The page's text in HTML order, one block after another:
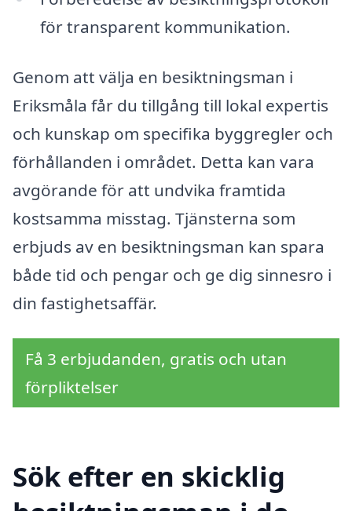
för transparent kommunikation.
Genom att välja en besiktningsman i
Eriksmåla får du tillgång till lokal expertis
och kunskap om specifika byggregler och
förhållanden i området. Detta kan vara
avgörande för att undvika framtida
kostsamma misstag. Tjänsterna som
erbjuds av en besiktningsman kan spara
både tid och pengar och ge dig sinnesro i
din fastighetsaffär.
Få 3 erbjudanden, gratis och utan
förpliktelser
Sök efter en skicklig